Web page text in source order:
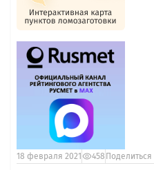
18 февраля 2021 458 Поделиться